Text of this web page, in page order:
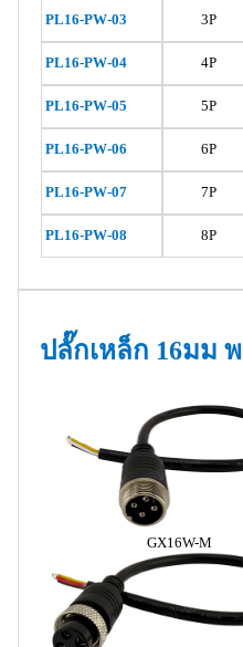
PL16-PW-03 3P
PL16-PW-04 4P
PL16-PW-05 5P
PL16-PW-06 6P
PL16-PW-07 7P
PL16-PW-08 8P
ปลั๊กเหล็ก 16มม
GX16W-M